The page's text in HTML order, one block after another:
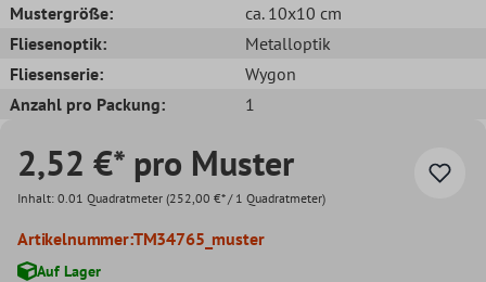
Mustergröße:
ca. 10x10 cm
Fliesenoptik:
Metalloptik
Fliesenserie:
Wygon
Anzahl pro Packung:
1
2,52 €* pro Muster
Inhalt: 0.01 Quadratmeter (252,00 €* / 1 Quadratmeter)
Artikelnummer:TM34765_muster
Auf Lager